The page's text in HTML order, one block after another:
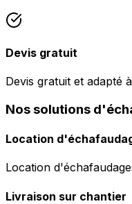
Devis gratuit
Devis gratuit et adapté
Nos solutions
Location
Location
Livraison sur chantier